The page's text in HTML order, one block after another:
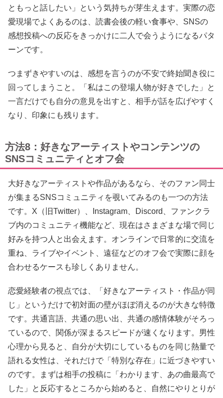
ともっと話したい」という気持ちが芽生えます。実際の恋
愛現場でよくあるのは、読書会後の軽い食事や、SNSの
感想投稿への反応をきっかけに二人で会うようになるパタ
ーンです。
つまずきやすいのは、感想を言うのが不安で終始聞き役に
回ってしまうこと。「私はこの登場人物が好きでした」と
一言だけでも自分の意見を出すと、相手が話を広げやすく
なり、印象にも残ります。
方法8：好きなアーティストやコンテンツの
SNSコミュニティとオフ会
大好きなアーティストや作品があるなら、そのファン同士
が集まるSNSコミュニティを覗いてみるのも一つの方法
です。X（旧Twitter）、Instagram、Discord、ファンクラ
ブ内のコミュニティ機能など、現在はさまざまな場で同じ
好みを持つ人と出会えます。オンラインで日常的に交流を
重ね、ライブやイベント、遠征などのオフ会で実際に顔を
合わせるケースも珍しくありません。
恋愛経験者の視点では、「好きなアーティスト・作品が同
じ」というだけで初対面の壁がほぼ消えるのが大きな特徴
です。共通言語、共通の思い出、共通の感情体験がそろっ
ているので、関係が深まるスピードが速くなります。男性
心理から見ると、自分が大切にしているものを同じ熱量で
語れる女性は、それだけで「特別な存在」に近づきやすい
のです。まずは相手の投稿に「わかります、あの曲最高で
した」と反応するところから始めると、自然にやりとりが